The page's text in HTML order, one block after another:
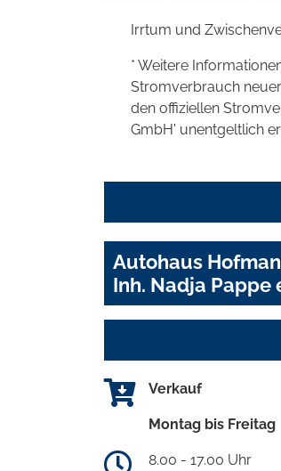
Irrtum und
* Weitere
Stromverbrauch
den offiziellen
GmbH' unentgeltlich
Autohaus
Inh. Nadja Pappe
Verkauf
Montag bis Freitag
8.00 - 17.00 Uhr